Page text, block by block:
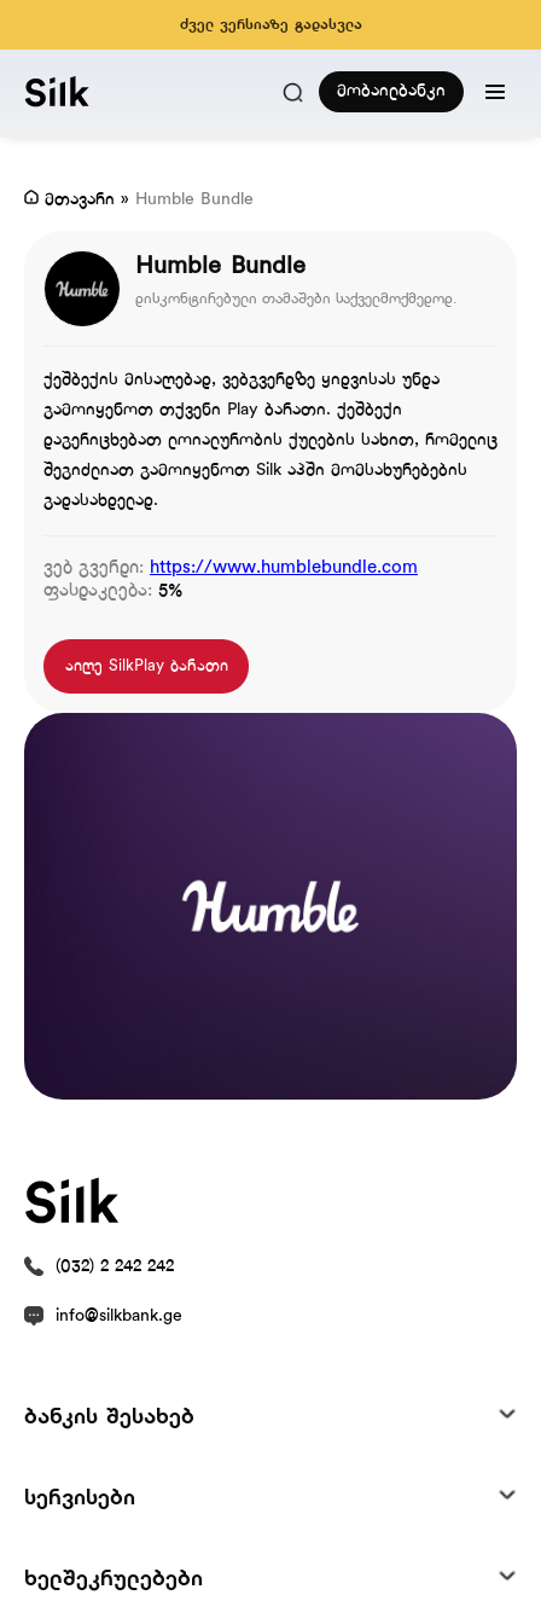
ძველ ვერსიაზე გადასვლა
მობაილბანკი
მთავარი » Humble Bundle
Humble Bundle
დისკონტირებული თამაშები საქველმოქმედოდ.
ქეშბექის მისაღებად, ვებგვერდზე ყიდვისას უნდა
გამოიყენოთ თქვენი Play ბარათი. ქეშბექი
დაგერიცხებათ ლოიალურობის ქულების სახით, რომელიც
შეგიძლიათ გამოიყენოთ Silk აპში მომსახურებების
გადასახდელად.
ვებ გვერდი: https://www.humblebundle.com
ფასდაკლება: 5%
აიღე SilkPlay ბარათი
(032) 2 242 242
info@silkbank.ge
ბანკის შესახებ
სერვისები
ხელშეკრულებები